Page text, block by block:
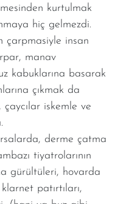
kurtulmak
hiç gelmezdi.
çarpmasiyle insan
manav
kabuklarına basarak
çıkmak da
iskemle ve
derme çatma
tiyatrolarının
gürültüleri, hovarda
patırtıları,